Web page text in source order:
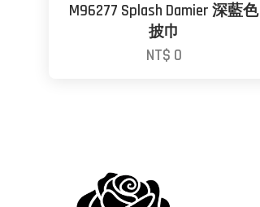
M96277 Splash Damier 深藍色
披巾
NT$ 0